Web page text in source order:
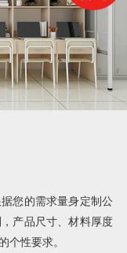
您的需求量身定制公
产品尺寸、材料厚度
个性要求。